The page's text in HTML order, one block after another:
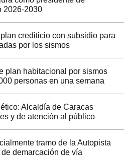
2026-2030
crediticio con subsidio para
por los sismos
plan habitacional por sismos
personas en una semana
Alcaldía de Caracas
y de atención al público
tramo de la Autopista
demarcación de vía